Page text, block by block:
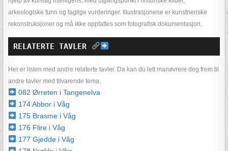
arkeologiske funn og faglige vurderinger. Illustrasjonene er kunstneriske
rekonstruksjoner og må ikke oppfattes som fotografisk dokumentasjon.
RELATERTE TAVLER
Her er listen med andre relaterte tavler. Da kan du lett manøvrere deg frem til
andre tavler med tilvarende tema.
082 Ørreten i Tangenelva
174 Abbor i Våg
175 Brasme i Våg
176 Flire i Våg
177 Gjedde i Våg